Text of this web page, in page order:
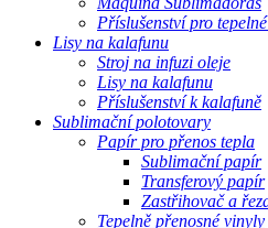
Příslušenství pro
Lisy na kalafunu
Stroj na infuzi oleje
Lisy na kalafunu
Příslušenství k kalafuně
Sublimační polotovary
Papír pro přenos tepla
Sublimační papír
Transferový papír
Zastřihovač a
Tepelně přenosné vinyly